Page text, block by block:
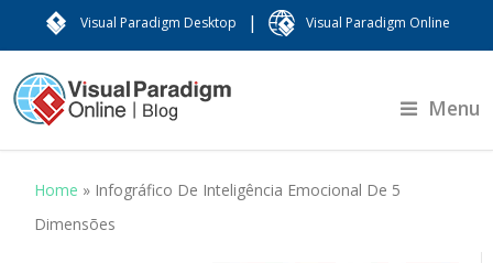
Visual Paradigm Desktop | Visual Paradigm Online
Menu
Home » Infográfico De Inteligência Emocional De 5
Dimensões